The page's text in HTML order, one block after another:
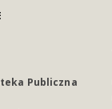
Publiczna